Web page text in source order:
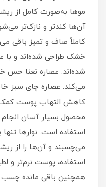
موها به‌صورت کامل از
آن‌ها کندتر و نازک‌تر
کاملاً صاف و تمیز باقی
خشک طراحی شده‌اند و با
شده‌اند. عصاره نعنا حس
می‌کند. عصاره چای سبز
کاهش التهاب پوست کمک
محصول بسیار آسان
استفاده است. نوارها
می‌چسبند و آن‌ها را از
استفاده، پوست نرم‌تر و
همچنین باقی‌ مانده